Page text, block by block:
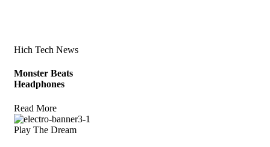
Hich Tech News
Monster Beats
Headphones
Read More
Play The Dream